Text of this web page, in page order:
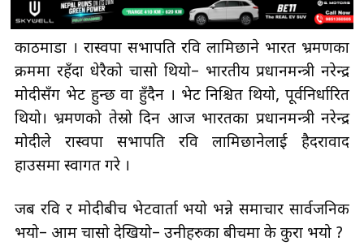
काठमाडौँ । रास्वपा सभापति रवि लामिछाने भारत भ्रमणका
क्रममा रहँदा धेरैको चासो थियो– भारतीय प्रधानमन्त्री नरेन्द्र
मोदीसँग भेट हुन्छ वा हुँदैन । भेट निश्चित थियो, पूर्वनिर्धारित
थियो। भ्रमणको तेस्रो दिन आज भारतका प्रधानमन्त्री नरेन्द्र
मोदीले रास्वपा सभापति रवि लामिछानेलाई हैदरावाद
हाउसमा स्वागत गरे ।
जब रवि र मोदीबीच भेटवार्ता भयो भन्ने समाचार सार्वजनिक
भयो– आम चासो देखियो– उनीहरुका बीचमा के कुरा भयो ?